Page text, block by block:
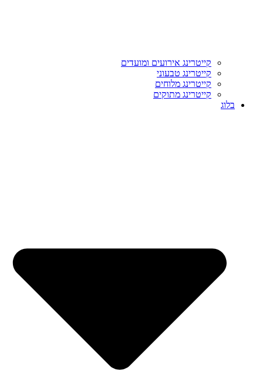
קייטרינג אירועים ומועדים
קייטרינג טבעוני
קייטרינג מלוחים
קייטרינג מתוקים
בלוג